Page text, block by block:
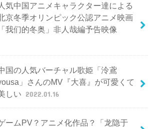
人気中国アニメキャラクター達による
京冬季オリンピック公認アニメ映画
「我们的冬奥」非人哉編予告映像
国の人気バーチャル歌姫「泠鳶
」さんのMV『大喜』が可愛くて
しい 2022.01.16
ームPV？アニメ化作品？「龙隐于